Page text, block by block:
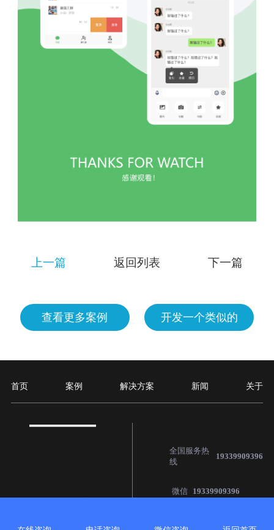
上一篇 返回列表 下一篇
查看更多案例 开发一个类似的
首页 案例 解决方案 新闻 关于
全国服务热
线
19339909396
微信 19339909396